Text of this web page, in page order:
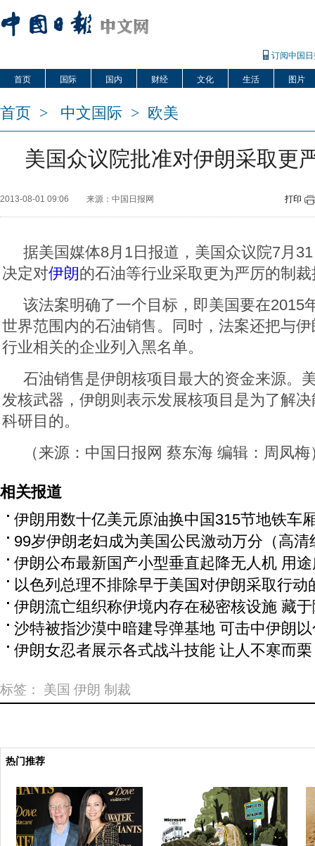
订阅中国
首页 国际 国内 财经 文化 生活 图片
首页 > 中文国际 > 欧美
美国众议院批准对伊朗采取更
2013-08-01 09:06 来源：中国日报网 打印
据美国媒体8月1日报道，美国众议院7月
决定对伊朗的石油等行业采取更为严厉的制
该法案明确了一个目标，即美国要在2015
世界范围内的石油销售。同时，法案还把与
行业相关的企业列入黑名单。
石油销售是伊朗核项目最大的资金来源。
发核武器，伊朗则表示发展核项目是为了解
科研目的。
（来源：中国日报网 蔡东海 编辑：周凤梅
相关报道
伊朗用数十亿美元原油换中国315节地铁车
99岁伊朗老妇成为美国公民激动万分（高清
伊朗公布最新国产小型垂直起降无人机 用
以色列总理不排除早于美国对伊朗采取行动
伊朗流亡组织称伊境内存在秘密核设施 藏
沙特被指沙漠中暗建导弹基地 可击中伊朗
伊朗女忍者展示各式战斗技能 让人不寒而栗
标签： 美国 伊朗 制裁
热门推荐